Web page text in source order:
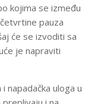
kojima se između
pauza
će se izvoditi sa
je napraviti
napadačka uloga u